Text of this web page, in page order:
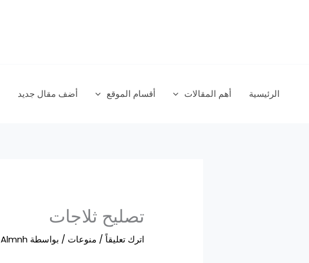
الرئيسية أهم المقالات أقسام الموقع أضف مقال جديد
تصليح ثلاجات
اترك تعليقاً/ منوعات / بواسطة Almnh